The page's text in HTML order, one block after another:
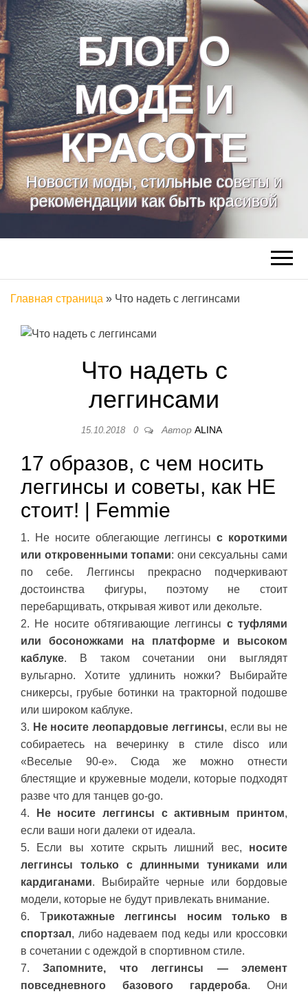
БЛОГ О
МОДЕ И
КРАСОТЕ
Новости моды, стильные советы и
рекомендации как быть красивой
Главная страница » Что надеть с леггинсами
Что надеть с
леггинсами
15.10.2018 0 Автор ALINA
17 образов, с чем носить
леггинсы и советы, как НЕ
стоит! | Femmie
1. Не носите облегающие леггинсыс короткими
или откровенными топами: они сексуальны сами
по себе. Леггинсы прекрасно подчеркивают
достоинства фигуры, поэтому не стоит
перебарщивать, открывая живот или декольте.
2. Не носите обтягивающие леггинсы с туфлями
или босоножками на платформе и высоком
каблуке. В таком сочетании они выглядят
вульгарно. Хотите удлинить ножки? Выбирайте
сникерсы, грубые ботинки на тракторной подошве
или широком каблуке.
3. Не носите леопардовые леггинсы, если вы не
собираетесь на вечеринку в стиле disco или
«Веселые 90-е». Сюда же можно отнести
блестящие и кружевные модели, которые подходят
разве что для танцев go-go.
4.
Не носите леггинсы с активным принтом,
если ваши ноги далеки от идеала.
5. Если вы хотите скрыть лишний вес, носите
леггинсы только с длинными туниками или
кардиганами. Выбирайте черные или бордовые
модели, которые не будут привлекать внимание.
6. Трикотажные леггинсы носим только в
спортзал, либо надеваем под кеды или кроссовки
в сочетании с одеждой в спортивном стиле.
7.Запомните, что леггинсы — элемент
повседневного базового гардероба. Они